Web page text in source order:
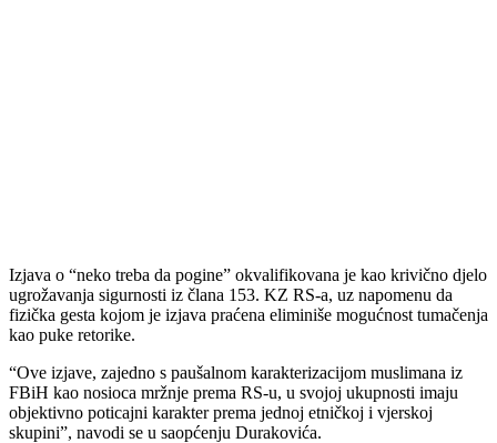
Izjava o “neko treba da pogine” okvalifikovana je kao krivično djelo
ugrožavanja sigurnosti iz člana 153. KZ RS-a, uz napomenu da
fizička gesta kojom je izjava praćena eliminiše mogućnost tumačenja
kao puke retorike.
“Ove izjave, zajedno s paušalnom karakterizacijom muslimana iz
FBiH kao nosioca mržnje prema RS-u, u svojoj ukupnosti imaju
objektivno poticajni karakter prema jednoj etničkoj i vjerskoj
skupini”, navodi se u saopćenju Durakovića.